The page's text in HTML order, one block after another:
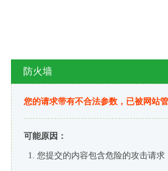
防火墙
您的请求带有不合法参数，已被网站
可能原因：
您提交的内容包含危险的攻击请求